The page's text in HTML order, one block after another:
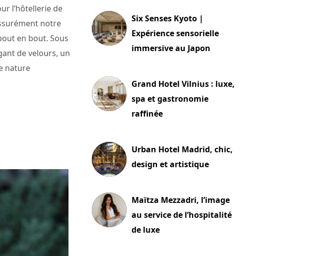
l’hôtellerie de
notre
en bout. Sous
de velours, un
nature
Six Senses Kyoto |
Expérience sensorielle
immersive au Japon
Grand Hotel Vilnius : luxe,
spa et gastronomie
raffinée
Urban Hotel Madrid, chic,
design et artistique
Maïtza Mezzadri, l’image
au service de l’hospitalité
de luxe